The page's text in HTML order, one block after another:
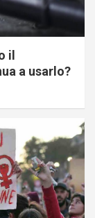
il
a usarlo?